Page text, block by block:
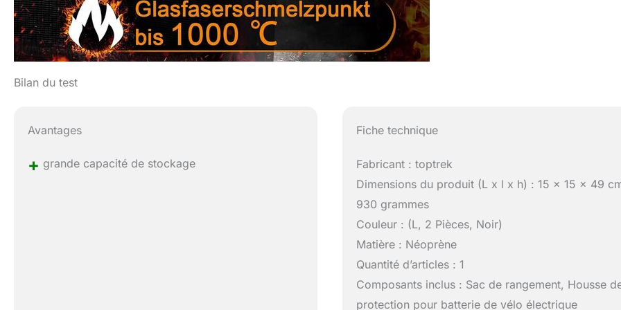
Bilan du test
Avantages
+ grande capacité de stockage
Fiche technique
Fabricant : toptrek
Dimensions du produit (L x l x h) : 15 x 15 x 49
930 grammes
Couleur : (L, 2 Pièces, Noir)
Matière : Néoprène
Quantité d’articles : 1
Composants inclus : Sac de rangement, Housse
protection pour batterie de vélo électrique